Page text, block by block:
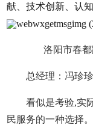
献、技术创新、认
洛阳市春
总经理：冯珍
看似是考验,实
民服务的一种选择